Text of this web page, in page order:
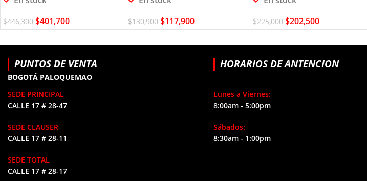
$446,300 $401,700 $130,900 $117,900 $225,000 $202,500
PUNTOS DE VENTA
BOGOTÁ PALOQUEMAO
SEDE PRINCIPAL
CALLE 17 # 28-47
SEDE CLAUSER
CALLE 17 # 28-11
SEDE TOTAL
CALLE 17 # 28-17
HORARIOS DE ANTENCION
Lunes a Viernes:
8:00am - 5:00pm
Sábados:
8:30am - 1:00pm